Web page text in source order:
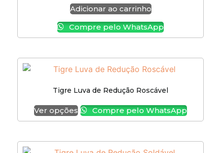
Adicionar ao carrinho
Compre pelo WhatsApp
Tigre Luva de Redução Roscável
Ver opções Compre pelo WhatsApp